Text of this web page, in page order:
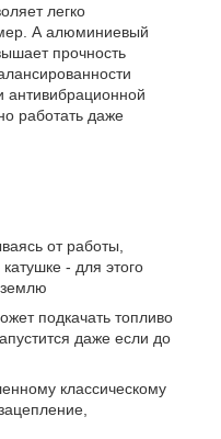
легко
А алюминиевый
прочность
антивибрационной
работать даже
от работы,
- для этого
подкачать топливо
даже если до
классическому